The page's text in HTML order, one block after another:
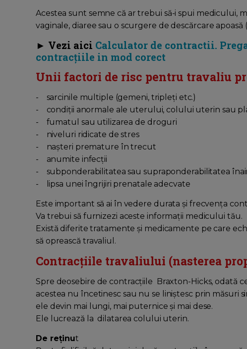
Acestea sunt semne că ar trebui să-i spui medicului,
vaginale, diaree sau o scurgere de descărcare
► Vezi aici Calculator de contractii.
contracțiile in mod corect
Unii factori de risc pentru travaliu
- sarcinile multiple (gemeni, tripleți etc.)
- condiții anormale ale uterului, colului uterin sau
- fumatul sau utilizarea de droguri
- niveluri ridicate de stres
- nașteri premature în trecut
- anumite infecții
- subponderabilitatea sau supraponderabilitatea
- lipsa unei îngrijiri prenatale adecvate
Este important să ai în vedere durata și frecvența
Va trebui să furnizezi aceste informații medicului tău.
Există diferite tratamente și medicamente pe care
să oprească travaliul.
Contracțiile travaliului (nasterea
Spre deosebire de contracțiile Braxton-Hicks, odată
acestea nu încetinesc sau nu se liniștesc prin măsuri
ele devin mai lungi, mai puternice și mai dese.
Ele lucrează la dilatarea colului uterin.
De reţinut